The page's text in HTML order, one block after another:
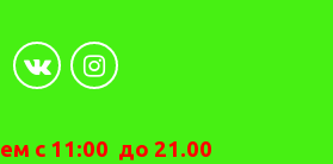
с 11:00 до 21.00